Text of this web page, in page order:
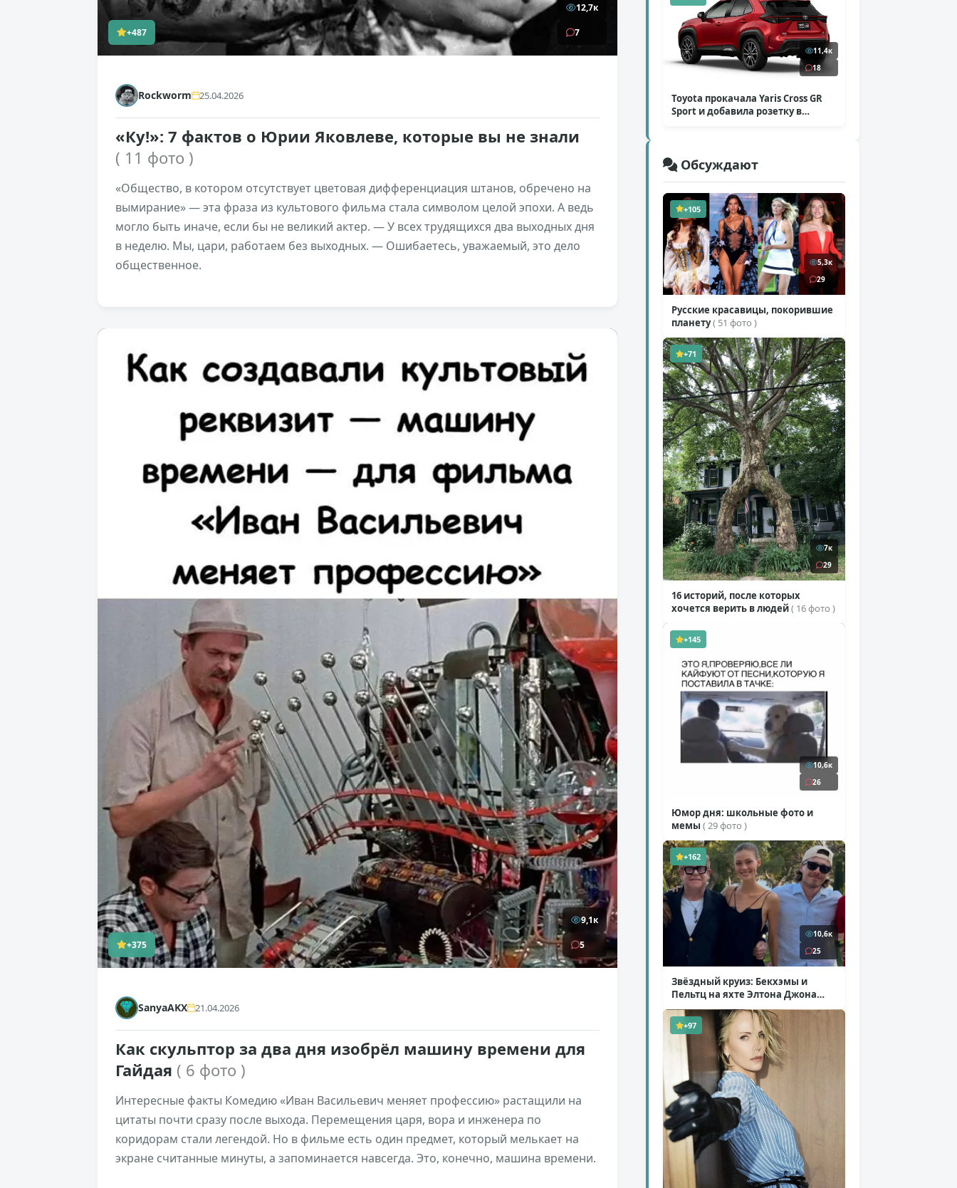
+487
12,7к
7
Rockworm 25.04.2026
«Ку!»: 7 фактов о Юрии Яковлеве, которые вы не знали
( 11 фото )
«Общество, в котором отсутствует цветовая дифференциация штанов, обречено на
вымирание» — эта фраза из культового фильма стала символом целой эпохи. А ведь
могло быть иначе, если бы не великий актер. — У всех трудящихся два выходных дня
в неделю. Мы, цари, работаем без выходных. — Ошибаетесь, уважаемый, это дело
общественное.
+375
9,1к
5
SanyaAKX 21.04.2026
Как скульптор за два дня изобрёл машину времени для
Гайдая ( 6 фото )
Интересные факты Комедию «Иван Васильевич меняет профессию» растащили на
цитаты почти сразу после выхода. Перемещения царя, вора и инженера по
коридорам стали легендой. Но в фильме есть один предмет, который мелькает на
экране считанные минуты, а запоминается навсегда. Это, конечно, машина времени.
11,4к
18
Toyota прокачала Yaris Cross GR
Sport и добавила розетку в
Обсуждают
+105
5,3к
29
Русские красавицы, покорившие
планету( 51 фото )
+71
7к
29
16 историй, после которых
хочется верить в людей( 16 фото )
+145
10,6к
26
Юмор дня: школьные фото и
мемы ( 29 фото )
+162
10,6к
25
Звёздный круиз: Бекхэмы и
Пельтц на яхте Элтона Джона
( 12 фото )
+97